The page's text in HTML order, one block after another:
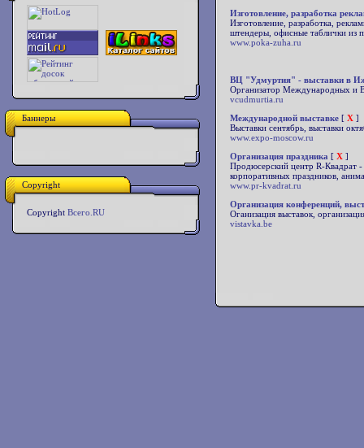
Баннеры
Copyright
Copyright Всего.RU
Изготовление, разработка
Изготовление, разработка,
штендеры, офисные таблички из
www.poka-zuha.ru
ВЦ "Удмуртия" - выставки в
Организатор Международных и
vcudmurtia.ru
Международной выставке [ X ]
Выставки сентябрь, выставки
www.expo-moscow.ru
Организация праздника [ X ]
Продюсерский центр R-Квадрат -
корпоративных праздников,
www.pr-kvadrat.ru
Организация конференций,
Оганизация выставок,
vistavka.be